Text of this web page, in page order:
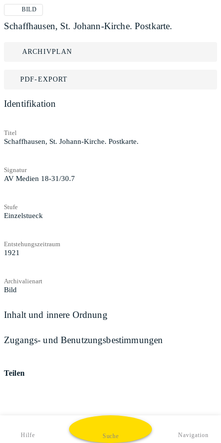
BILD
Schaffhausen, St. Johann-Kirche. Postkarte.
ARCHIVPLAN
PDF-EXPORT
Identifikation
Titel
Schaffhausen, St. Johann-Kirche. Postkarte.
Signatur
AV Medien 18-31/30.7
Stufe
Einzelstueck
Entstehungszeitraum
1921
Archivalienart
Bild
Inhalt und innere Ordnung
Zugangs- und Benutzungsbestimmungen
Teilen
Hilfe Suche Navigation